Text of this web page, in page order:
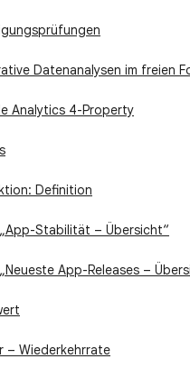
Datenanalysen im freien
Analytics 4-Property
Definition
Stabilität – Übersicht“
App-Releases –
– Wiederkehrrate